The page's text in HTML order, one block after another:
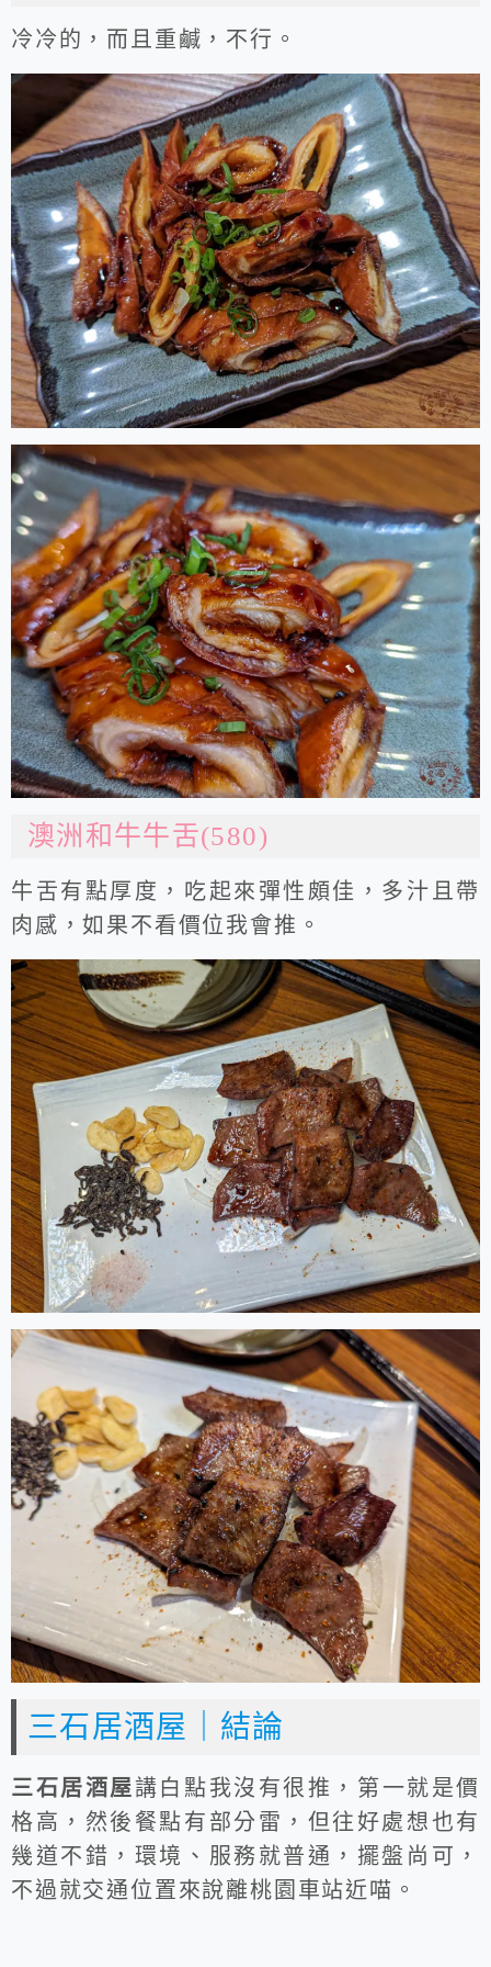
冷冷的，而且重鹹，不行。
澳洲和牛牛舌(580)
牛舌有點厚度，吃起來彈性頗佳，多汁且帶
肉感，如果不看價位我會推。
三石居酒屋｜結論
三石居酒屋講白點我沒有很推，第一就是價
格高，然後餐點有部分雷，但往好處想也有
幾道不錯，環境、服務就普通，擺盤尚可，
不過就交通位置來說離桃園車站近喵。